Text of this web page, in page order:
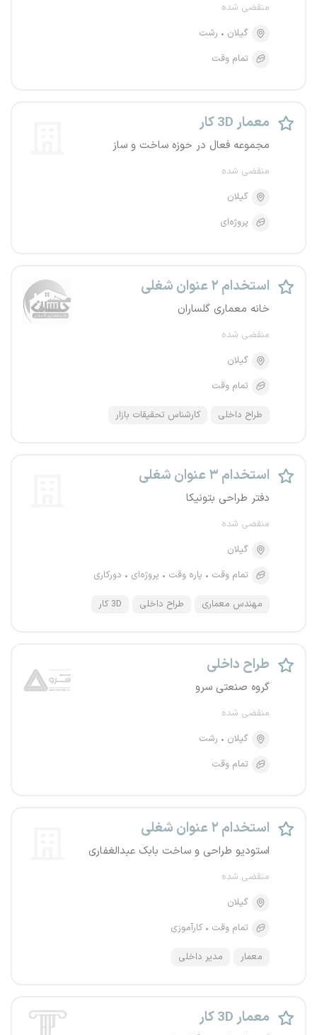
منقضی شده
گیلان
رشت
تمام وقت
معمار 3D کار
مجموعه فعال در حوزه ساخت و ساز
منقضی شده
گیلان
پروژه‌ای
استخدام ۲ عنوان شغلی
خانه معماری گلساران
منقضی شده
گیلان
تمام وقت
طراح داخلی کارشناس تحقیقات بازار
استخدام ۳ عنوان شغلی
دفتر طراحی بتونیکا
منقضی شده
گیلان
تمام وقت
پاره وقت پروژه‌ای دورکاری
مهندس معماری طراح داخلی 3D کار
طراح داخلی
گروه صنعتی سرو
منقضی شده
گیلان
رشت
تمام وقت
استخدام ۲ عنوان شغلی
استودیو طراحی و ساخت بابک عبدالغفاری
منقضی شده
گیلان
تمام وقت
کارآموزی
معمار مدیر داخلی
معمار 3D کار